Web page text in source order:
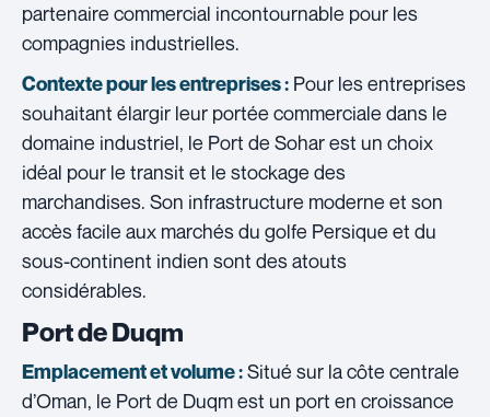
partenaire commercial incontournable pour les
compagnies industrielles.
Contexte pour les entreprises : Pour les entreprises
souhaitant élargir leur portée commerciale dans le
domaine industriel, le Port de Sohar est un choix
idéal pour le transit et le stockage des
marchandises. Son infrastructure moderne et son
accès facile aux marchés du golfe Persique et du
sous-continent indien sont des atouts
considérables.
Port de Duqm
Emplacement et volume :Situé sur la côte centrale
d’Oman, le Port de Duqm est un port en croissance